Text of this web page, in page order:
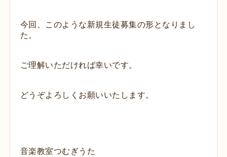
今回、このような新規生徒募集の形となりまし
た。
ご理解いただければ幸いです。
どうぞよろしくお願いいたします。
音楽教室つむぎうた